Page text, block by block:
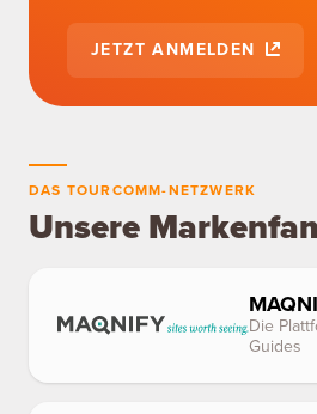
JETZT ANMELDEN
DAS TOURCOMM-NETZWERK
Unsere
Die
Guides